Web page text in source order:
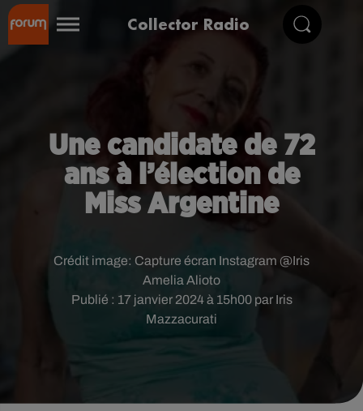
Collector Radio
Une candidate de 72
ans à l’élection de
Miss Argentine
Publié : 17 janvier 2024 à 15h00 par Iris
Mazzacurati
Crédit image: Capture écran Instagram @Iris
Amelia Alioto